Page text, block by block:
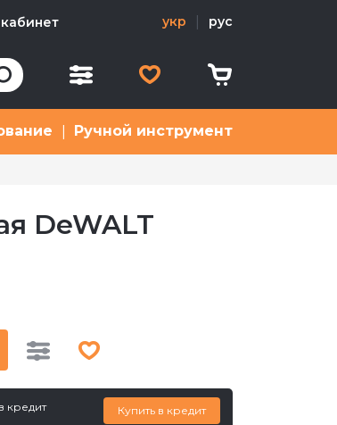
укр рус
Ручной инструмент
DeWALT
кредит
Купить в кредит